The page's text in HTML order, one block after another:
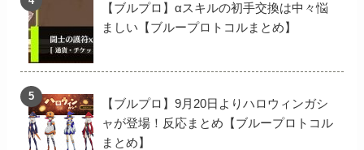
【ブルプロ】αスキルの初手交換は中々悩
ましい【ブループロトコルまとめ】
【ブルプロ】9月20日よりハロウィンガシ
ャが登場！反応まとめ【ブループロトコル
まとめ】